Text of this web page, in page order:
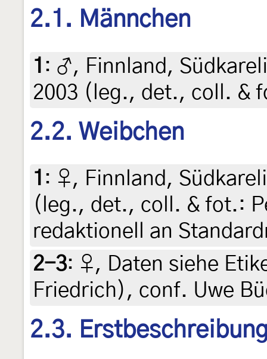
2.1. Männchen
1 : ♂, Finnland,
2003 (leg., det., coll. &
2.2. Weibchen
1 : ♀, Finnland,
(leg., det., coll. & fot.:
redaktionell an
2-3: ♀, Daten siehe
Friedrich), conf. Uwe
2.3.